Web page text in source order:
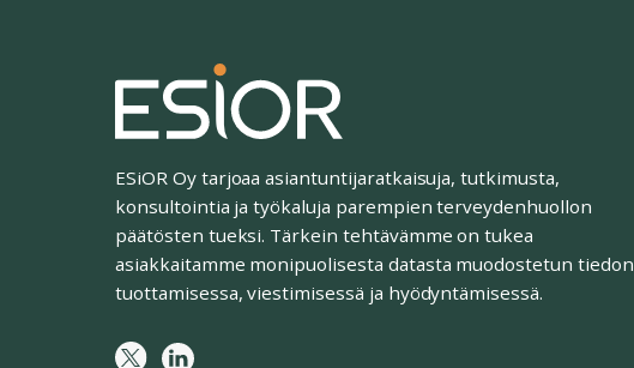
ESiOR Oy tarjoaa asiantuntijaratkaisuja, tutkimusta,
konsultointia ja työkaluja parempien terveydenhuollon
päätösten tueksi. Tärkein tehtävämme on tukea
asiakkaitamme monipuolisesta datasta muodostetun tiedon
tuottamisessa, viestimisessä ja hyödyntämisessä.